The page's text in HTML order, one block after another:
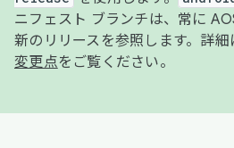
ニフェスト ブランチは、常に
新のリリースを参照します。詳
変更点をご覧ください。